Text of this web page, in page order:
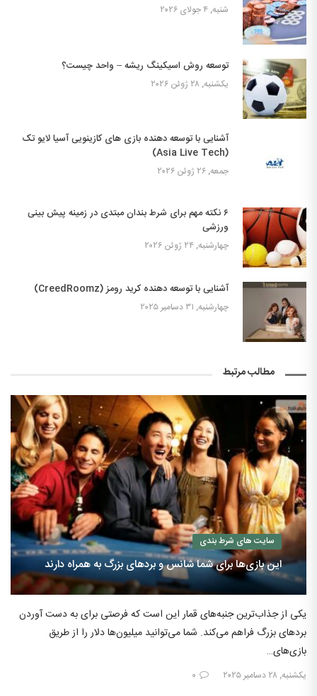
شنبه, ۴ جولای ۲۰۲۶
توسعه روش اسیکینگ ریشه – واحد چیست؟
یکشنبه, ۲۸ ژوئن ۲۰۲۶
آشنایی با توسعه دهنده بازی های کازینویی آسیا لایو تک
(Asia Live Tech)
جمعه, ۲۶ ژوئن ۲۰۲۶
۶ نکته مهم برای شرط بندان مبتدی در زمینه پیش بینی
ورزشی
چهارشنبه, ۲۴ ژوئن ۲۰۲۶
آشنایی با توسعه دهنده کرید رومز (CreedRoomz)
چهارشنبه, ۳۱ دسامبر ۲۰۲۵
مطالب مرتبط
سایت های شرط بندی
این بازی‌ها برای شما شانس و بردهای بزرگ به همراه دارند
یکی از جذاب‌ترین جنبه‌های قمار این است که فرصتی برای به دست آوردن
بردهای بزرگ فراهم می‌کند. شما می‌توانید میلیون‌ها دلار را از طریق
بازی‌های…
یکشنبه, ۲۸ دسامبر ۲۰۲۵ ۰